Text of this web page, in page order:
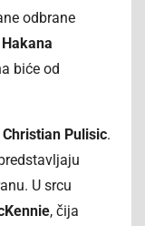
odbrane
Hakana
biće od
Christian Pulisic.
U srcu
, čija